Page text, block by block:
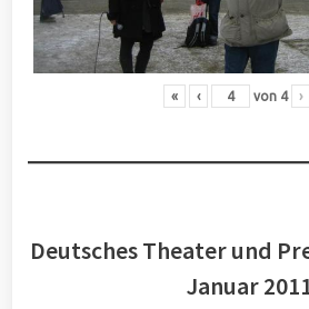
« ‹ von 4 ›
Deutsches Theater und
Januar